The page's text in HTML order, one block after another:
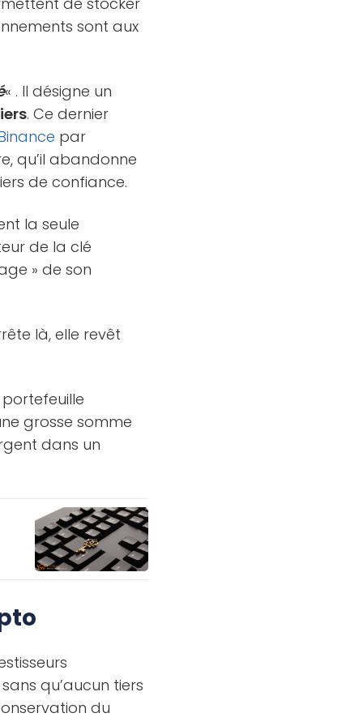
sont aux
« . Il désigne un
. Ce dernier
par
qu’il abandonne
de confiance.
la seule
de la clé
» de son
là, elle revêt
grosse somme
dans un
qu’aucun tiers
du